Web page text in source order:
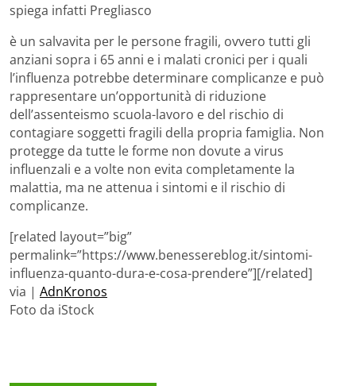
spiega infatti Pregliasco
è un salvavita per le persone fragili, ovvero tutti gli
anziani sopra i 65 anni e i malati cronici per i quali
l’influenza potrebbe determinare complicanze e può
rappresentare un’opportunità di riduzione
dell’assenteismo scuola-lavoro e del rischio di
contagiare soggetti fragili della propria famiglia. Non
protegge da tutte le forme non dovute a virus
influenzali e a volte non evita completamente la
malattia, ma ne attenua i sintomi e il rischio di
complicanze.
[related layout=”big”
permalink=”https://www.benessereblog.it/sintomi-
influenza-quanto-dura-e-cosa-prendere”][/related]
via | AdnKronos
Foto da iStock